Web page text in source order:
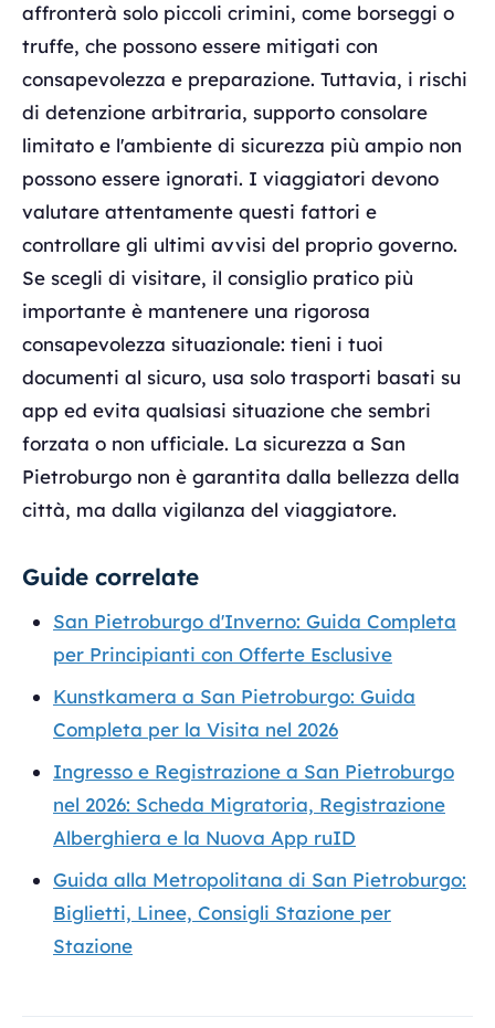
affronterà solo piccoli crimini, come borseggi o
truffe, che possono essere mitigati con
consapevolezza e preparazione. Tuttavia, i rischi
di detenzione arbitraria, supporto consolare
limitato e l'ambiente di sicurezza più ampio non
possono essere ignorati. I viaggiatori devono
valutare attentamente questi fattori e
controllare gli ultimi avvisi del proprio governo.
Se scegli di visitare, il consiglio pratico più
importante è mantenere una rigorosa
consapevolezza situazionale: tieni i tuoi
documenti al sicuro, usa solo trasporti basati su
app ed evita qualsiasi situazione che sembri
forzata o non ufficiale. La sicurezza a San
Pietroburgo non è garantita dalla bellezza della
città, ma dalla vigilanza del viaggiatore.
Guide correlate
San Pietroburgo d'Inverno: Guida Completa
per Principianti con Offerte Esclusive
Kunstkamera a San Pietroburgo: Guida
Completa per la Visita nel 2026
Ingresso e Registrazione a San Pietroburgo
nel 2026: Scheda Migratoria, Registrazione
Alberghiera e la Nuova App ruID
Guida alla Metropolitana di San Pietroburgo:
Biglietti, Linee, Consigli Stazione per
Stazione